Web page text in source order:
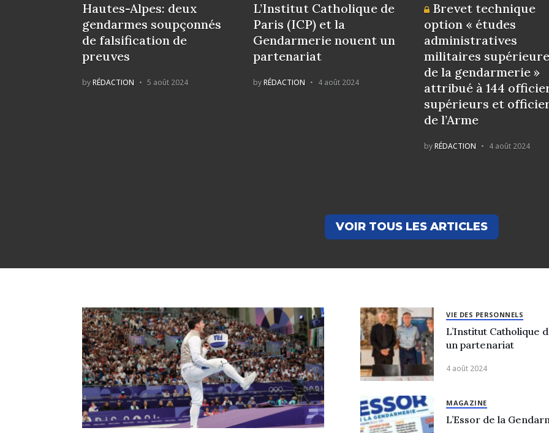
Hautes-Alpes: deux
gendarmes soupçonnés
de falsification de
preuves
by RÉDACTION 5 août 2024
L’Institut Catholique de
Paris (ICP) et la
Gendarmerie nouent un
partenariat
byRÉDACTION 4 août 2024
Brevet technique
option « études
administratives
militaires
de la gendarmerie »
attribué à 144
supérieurs et
de l’Arme
byRÉDACTION 4 août 2024
VOIR TOUS LES ARTICLES
VIE DES PERSONNELS
L’Institut Catholique
un partenariat
4 août 2024
MAGAZINE
L’Essor de la